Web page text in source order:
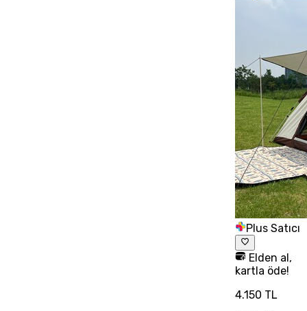
Plus Satıcı
Elden al,
kartla öde!
4.150 TL